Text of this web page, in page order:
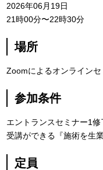
2026年06月19日
21時00分〜22時30分
場所
Zoomによるオンラインセ
参加条件
エントランスセミナー1
受講ができる『施術を生
定員